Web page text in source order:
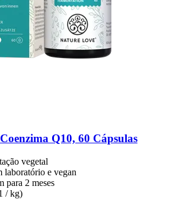
Coenzima Q10, 60 Cápsulas
vegetal
laboratório e vegan
para 2 meses
/ kg)